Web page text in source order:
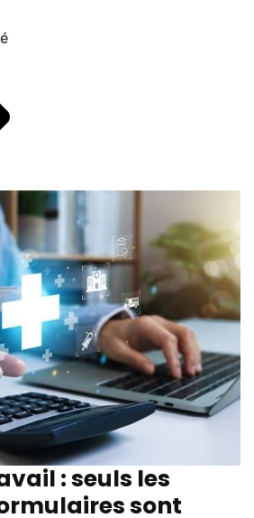
: seuls les
sont